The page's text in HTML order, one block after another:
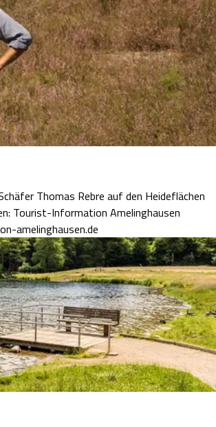
Thomas Rebre auf den Heideflächen
amelinghausen.de